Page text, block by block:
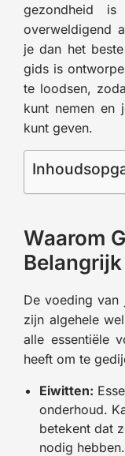
gezondheid
overweldigend
je dan het
gids is
te loodsen,
kunt nemen en
kunt geven.
Waarom
De voeding
zijn algehele
alle essentiële
heeft om te
Eiwitten:
onderhoud.
betekent dat
nodig hebben.